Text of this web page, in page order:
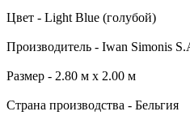
Цвет - Light Blue (голубой)
Производитель - Iwan Simonis
Размер - 2.80 м х 2.00 м
Страна производства - Бельгия